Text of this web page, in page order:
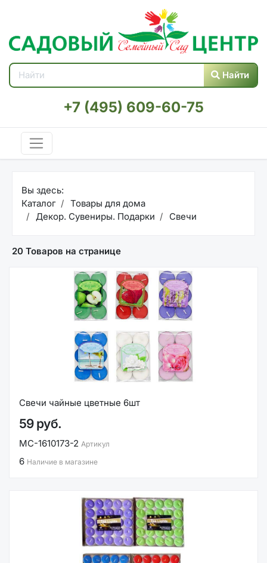
Найти
+7 (495) 609-60-75
Вы здесь:
Каталог
Товары для дома
Декор. Сувениры. Подарки
Свечи
20 Товаров на странице
Свечи чайные цветные 6шт
59 руб.
MC-1610173-2 Артикул
6 Наличие в магазине